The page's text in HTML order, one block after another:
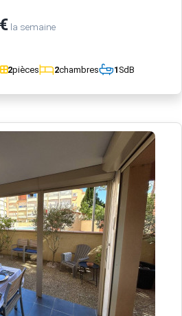
la semaine
2pièces 2chambres 1SdB